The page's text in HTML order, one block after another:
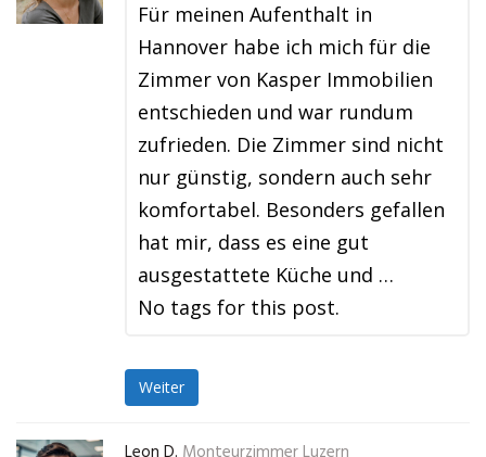
Für meinen Aufenthalt in
Hannover habe ich mich für die
Zimmer von Kasper Immobilien
entschieden und war rundum
zufrieden. Die Zimmer sind nicht
nur günstig, sondern auch sehr
komfortabel. Besonders gefallen
hat mir, dass es eine gut
ausgestattete Küche und …
No tags for this post.
Weiter